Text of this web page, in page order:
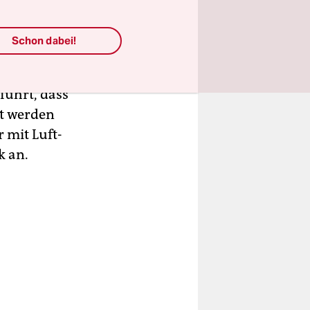
eine
dass
werden
mit Luft-
an.
Schon dabei!